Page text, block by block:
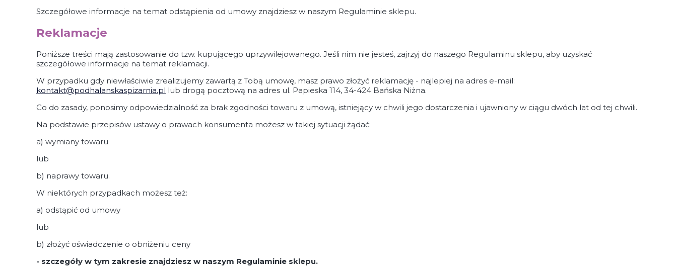
Szczegółowe informacje na temat odstąpienia od umowy znajdziesz w naszym Regulaminie sklepu.
Reklamacje
Poniższe treści mają zastosowanie do tzw. kupującego uprzywilejowanego. Jeśli nim nie jesteś, zajrzyj do naszego Regulaminu sklepu, aby uzyskać
szczegółowe informacje na temat reklamacji.
W przypadku gdy niewłaściwie zrealizujemy zawartą z Tobą umowę, masz prawo złożyć reklamację - najlepiej na adres e-mail:
kontakt@podhalanskaspizarnia.pl lub drogą pocztową na adres ul. Papieska 114, 34-424 Bańska Niżna.
Co do zasady, ponosimy odpowiedzialność za brak zgodności towaru z umową, istniejący w chwili jego dostarczenia i ujawniony w ciągu dwóch lat od tej chwili.
Na podstawie przepisów ustawy o prawach konsumenta możesz w takiej sytuacji żądać:
a) wymiany towaru
lub
b) naprawy towaru.
W niektórych przypadkach możesz też:
a) odstąpić od umowy
lub
b) złożyć oświadczenie o obniżeniu ceny
- szczegóły w tym zakresie znajdziesz w naszym Regulaminie sklepu.